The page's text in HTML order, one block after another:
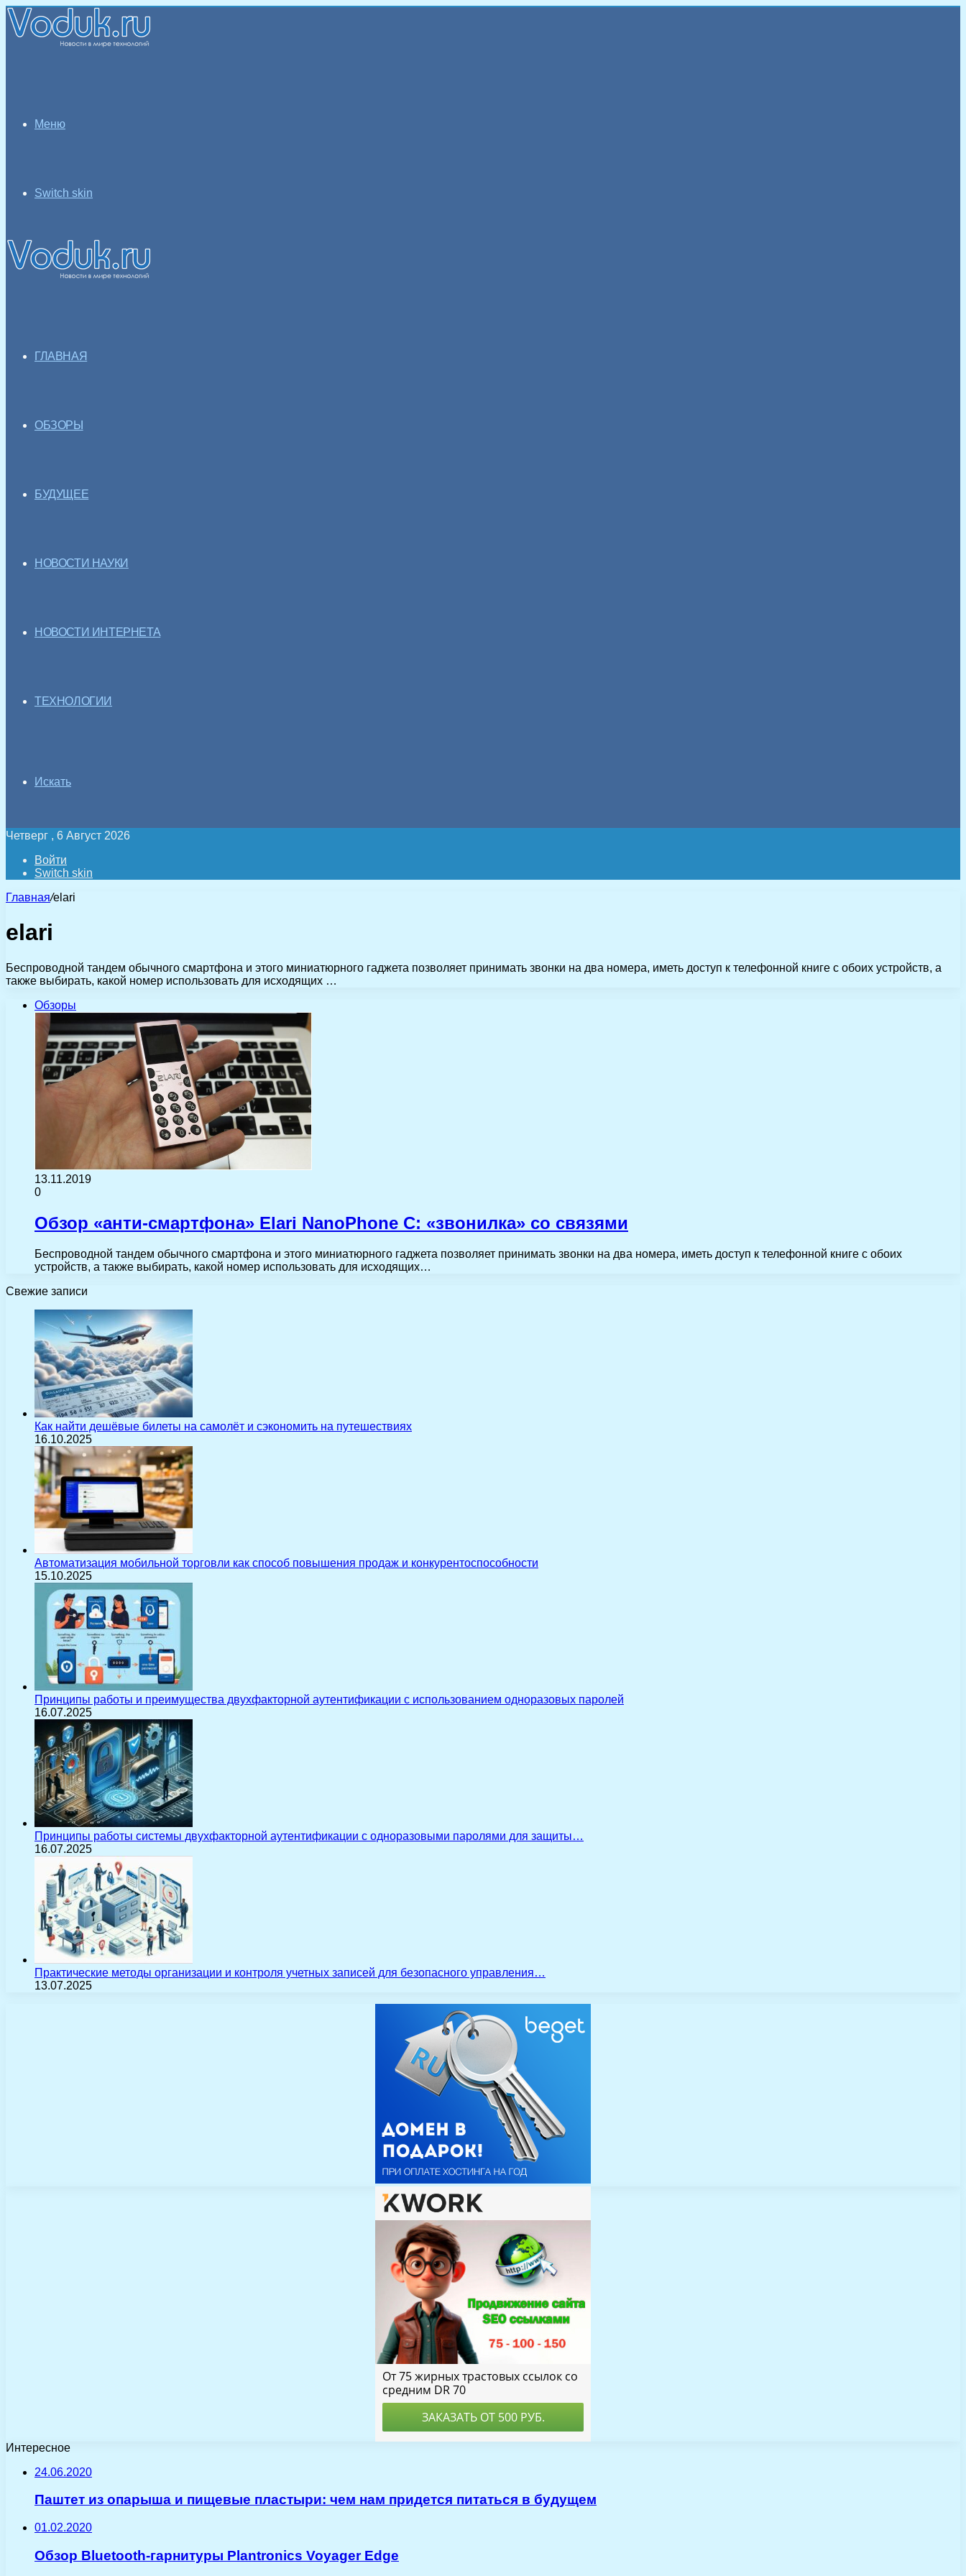
Меню
Switch skin
ГЛАВНАЯ
ОБЗОРЫ
БУДУЩЕЕ
НОВОСТИ НАУКИ
НОВОСТИ ИНТЕРНЕТА
ТЕХНОЛОГИИ
Искать
Четверг , 6 Август 2026
Войти
Switch skin
Главная/elari
elari
Беспроводной тандем обычного смартфона и этого миниатюрного гаджета позволяет принимать звонки на два номера, иметь доступ к телефонной книге с обоих устройств, а
также выбирать, какой номер использовать для исходящих …
Обзоры
13.11.2019
0
Обзор «анти-смартфона» Elari NanoPhone C: «звонилка» со связями
Беспроводной тандем обычного смартфона и этого миниатюрного гаджета позволяет принимать звонки на два номера, иметь доступ к телефонной книге с обоих
устройств, а также выбирать, какой номер использовать для исходящих…
Свежие записи
Как найти дешёвые билеты на самолёт и сэкономить на путешествиях
16.10.2025
Автоматизация мобильной торговли как способ повышения продаж и конкурентоспособности
15.10.2025
Принципы работы и преимущества двухфакторной аутентификации с использованием одноразовых паролей
16.07.2025
Принципы работы системы двухфакторной аутентификации с одноразовыми паролями для защиты…
16.07.2025
Практические методы организации и контроля учетных записей для безопасного управления…
13.07.2025
Интересное
24.06.2020
Паштет из опарыша и пищевые пластыри: чем нам придется питаться в будущем
01.02.2020
Обзор Bluetooth-гарнитуры Plantronics Voyager Edge